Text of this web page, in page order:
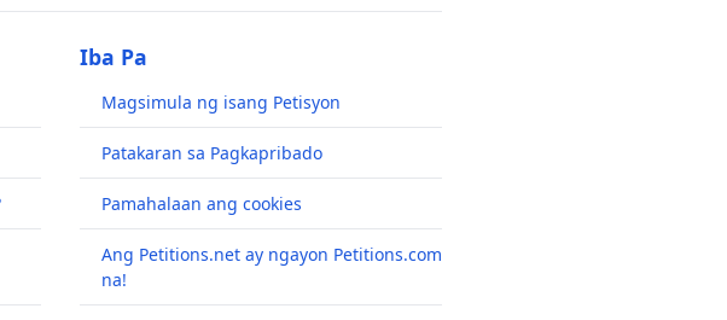
Iba Pa
Magsimula ng isang Petisyon
Patakaran sa Pagkapribado
Pamahalaan ang cookies
Ang Petitions.net ay ngayon Petitions.com
na!